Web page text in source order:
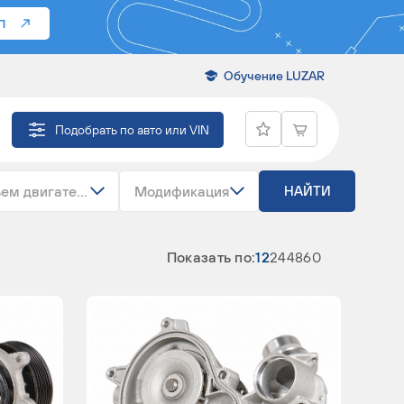
Обучение LUZAR
Подобрать по авто или VIN
двигателя Модификация НАЙТИ
Показать по:12244860